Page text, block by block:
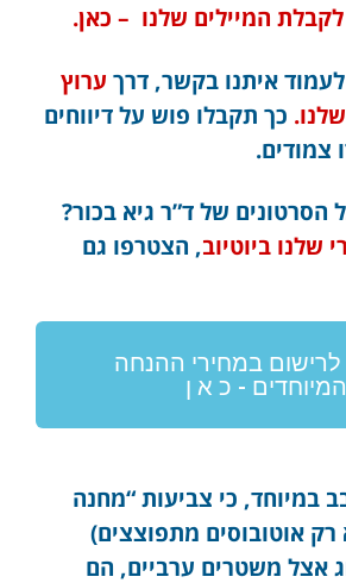
המיילים שלנו – כאן.
איתנו בקשר, דרך ערוץ
כך תקבלו פוש על דיווחים
צמודים.
הסרטונים של ד”ר גיא בכור?
שלנו ביוטיוב, הצטרפו גם
לרישום במחירי ההנחה
המיוחדים - כ א ן
במיוחד, כי צביעות “מחנה
אוטובוסים מתפוצצים)
אצל משטרים ערביים, הם